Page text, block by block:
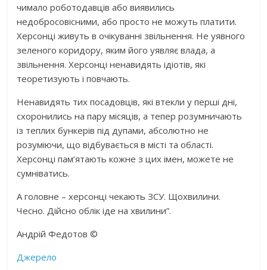
чимало роботодавців або виявились
недобросовісними, або просто не можуть платити.
Херсонці живуть в очікуванні звільнення. Не уявного
зеленого коридору, яким його уявляє влада, а
звільнення. Херсонці ненавидять ідіотів, які
теоретизують і повчають.
Ненавидять тих посадовців, які втекли у перші дні,
схоронились на пару місяців, а тепер розумничають
із теплих бункерів під дупами, абсолютно не
розуміючи, що відбувається в місті та області.
Херсонці пам’ятають кожне з цих імен, можете не
сумніватись.
А головне – херсонці чекають ЗСУ. Щохвилини.
Чесно. Дійсно облік іде на хвилини”.
Андрій Федотов ©
Джерело